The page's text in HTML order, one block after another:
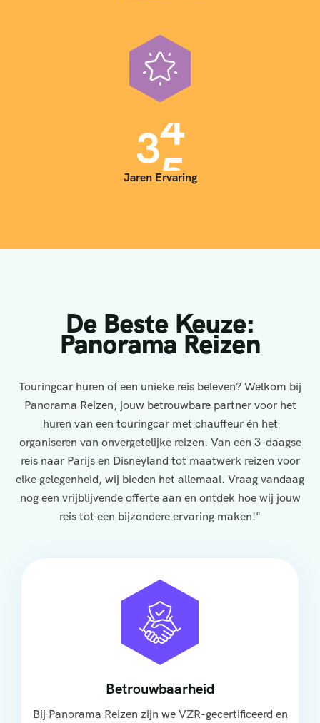
35
Jaren Ervaring
De Beste Keuze:
Panorama Reizen
Touringcar huren of een unieke reis beleven? Welkom bij
Panorama Reizen, jouw betrouwbare partner voor het
huren van een touringcar met chauffeur én het
organiseren van onvergetelijke reizen. Van een 3-daagse
reis naar Parijs en Disneyland tot maatwerk reizen voor
elke gelegenheid, wij bieden het allemaal. Vraag vandaag
nog een vrijblijvende offerte aan en ontdek hoe wij jouw
reis tot een bijzondere ervaring maken!"
Betrouwbaarheid
Bij Panorama Reizen zijn we VZR-gecertificeerd en